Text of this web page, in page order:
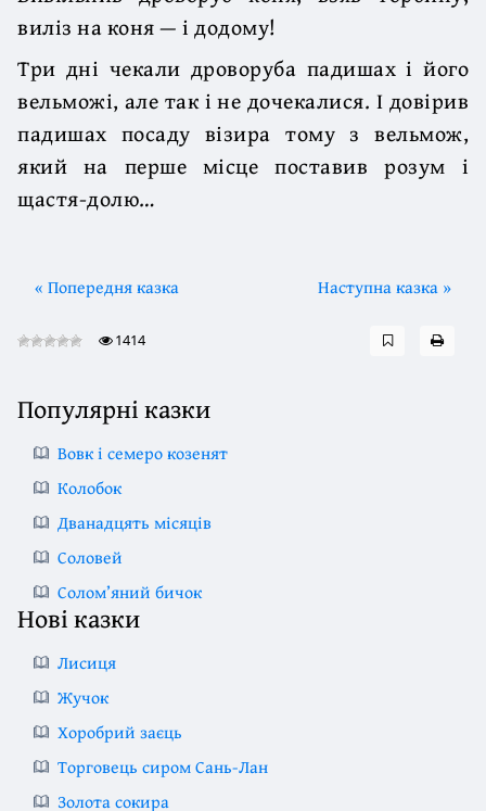
виліз на коня — і додому!
Три дні чекали дроворуба падишах і його
вельможі, але так і не дочекалися. І довірив
падишах посаду візира тому з вельмож,
який на перше місце поставив розум і
щастя-долю…
« Попередня казка Наступна казка »
1414
Популярні казки
Вовк і семеро козенят
Колобок
Дванадцять місяців
Соловей
Солом’яний бичок
Нові казки
Лисиця
Жучок
Хоробрий заєць
Торговець сиром Сань-Лан
Золота сокира